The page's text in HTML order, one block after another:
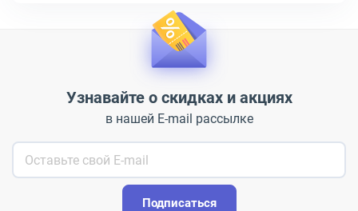
Узнавайте о скидках и акциях
в нашей E-mail рассылке
Подписаться